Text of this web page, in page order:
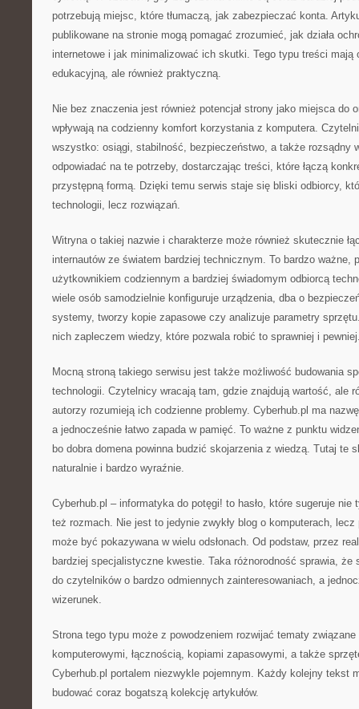
potrzebują miejsc, które tłumaczą, jak zabezpieczać konta.
publikowane na stronie mogą pomagać zrozumieć, jak działa
internetowe i jak minimalizować ich skutki. Tego typu treści mają
edukacyjną, ale również praktyczną.
Nie bez znaczenia jest również potencjał strony jako miejsca do
wpływają na codzienny komfort korzystania z komputera.
wszystko: osiągi, stabilność, bezpieczeństwo, a także rozsądny
odpowiadać na te potrzeby, dostarczając treści, które łączą
przystępną formą. Dzięki temu serwis staje się bliski odbiorcy,
technologii, lecz rozwiązań.
Witryna o takiej nazwie i charakterze może również skutecznie
internautów ze światem bardziej technicznym. To bardzo ważne,
użytkownikiem codziennym a bardziej świadomym odbiorcą
wiele osób samodzielnie konfiguruje urządzenia, dba o
systemy, tworzy kopie zapasowe czy analizuje parametry
nich zapleczem wiedzy, które pozwala robić to sprawniej i
Mocną stroną takiego serwisu jest także możliwość budowania
technologii. Czytelnicy wracają tam, gdzie znajdują wartość, ale
autorzy rozumieją ich codzienne problemy. Cyberhub.pl ma
a jednocześnie łatwo zapada w pamięć. To ważne z punktu
bo dobra domena powinna budzić skojarzenia z wiedzą. Tutaj te
naturalnie i bardzo wyraźnie.
Cyberhub.pl – informatyka do potęgi! to hasło, które sugeruje
też rozmach. Nie jest to jedynie zwykły blog o komputerach,
może być pokazywana w wielu odsłonach. Od podstaw, przez
bardziej specjalistyczne kwestie. Taka różnorodność sprawia, że
do czytelników o bardzo odmiennych zainteresowaniach, a
wizerunek.
Strona tego typu może z powodzeniem rozwijać tematy
komputerowymi, łącznością, kopiami zapasowymi, a także
Cyberhub.pl portalem niezwykle pojemnym. Każdy kolejny tekst
budować coraz bogatszą kolekcję artykułów.